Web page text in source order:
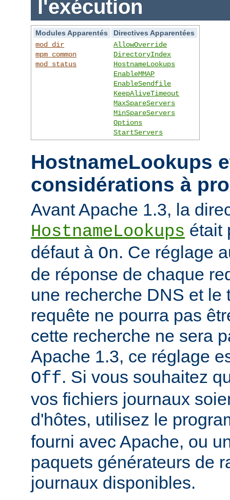
l'exécution
Modules Apparentés
Directives Apparentées
mod_dir
mpm_common
mod_status
AllowOverride
DirectoryIndex
HostnameLookups
EnableMMAP
EnableSendfile
KeepAliveTimeout
MaxSpareServers
MinSpareServers
Options
StartServers
HostnameLookups
considérations à
Avant Apache 1.3, la
HostnameLookups était
défaut à On. Ce réglage
de réponse de chaque
une recherche DNS et le
requête ne pourra pas
cette recherche ne sera
Apache 1.3, ce réglage
Off. Si vous souhaitez
vos fichiers journaux
d'hôtes, utilisez le
fourni avec Apache, ou
paquets générateurs de
journaux disponibles.